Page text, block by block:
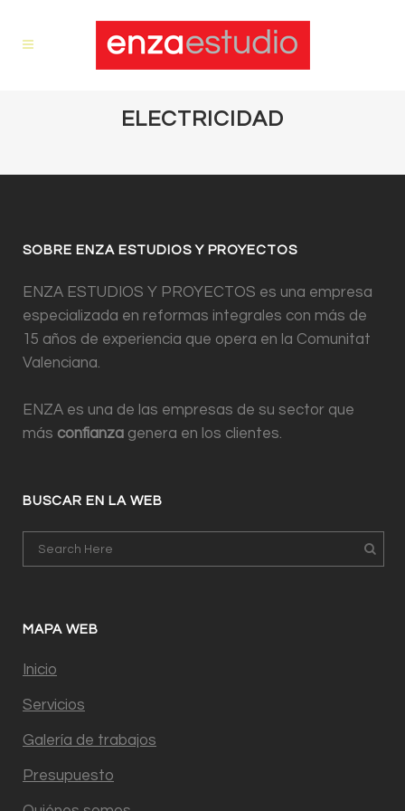
ELECTRICIDAD
SOBRE ENZA ESTUDIOS Y PROYECTOS
ENZA ESTUDIOS Y PROYECTOS es una empresa
especializada en reformas integrales con más de
15 años de experiencia que opera en la Comunitat
Valenciana.
ENZA es una de las empresas de su sector que
más confianza genera en los clientes.
BUSCAR EN LA WEB
MAPA WEB
Inicio
Servicios
Galería de trabajos
Presupuesto